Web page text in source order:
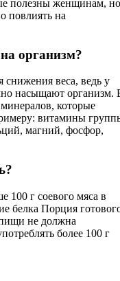
полезны женщинам, но
повлиять на
организм?
снижения веса, ведь у
насыщают организм.
которые
витамины
магний, фосфор,
100 г соевого мяса в
белка Порция
не должна
более 100 г